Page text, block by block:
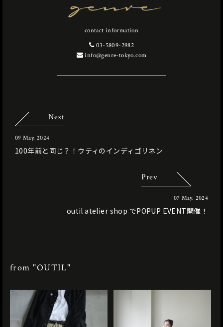
contact information
03-5809-2982
info@genre-tokyo.com
Next
09 May. 2024
100年前と同じ？！ウティのインディゴリネン
Prev
07 May. 2024
outil atelier shop でPOPUP EVENT開催！
from "OUTIL"